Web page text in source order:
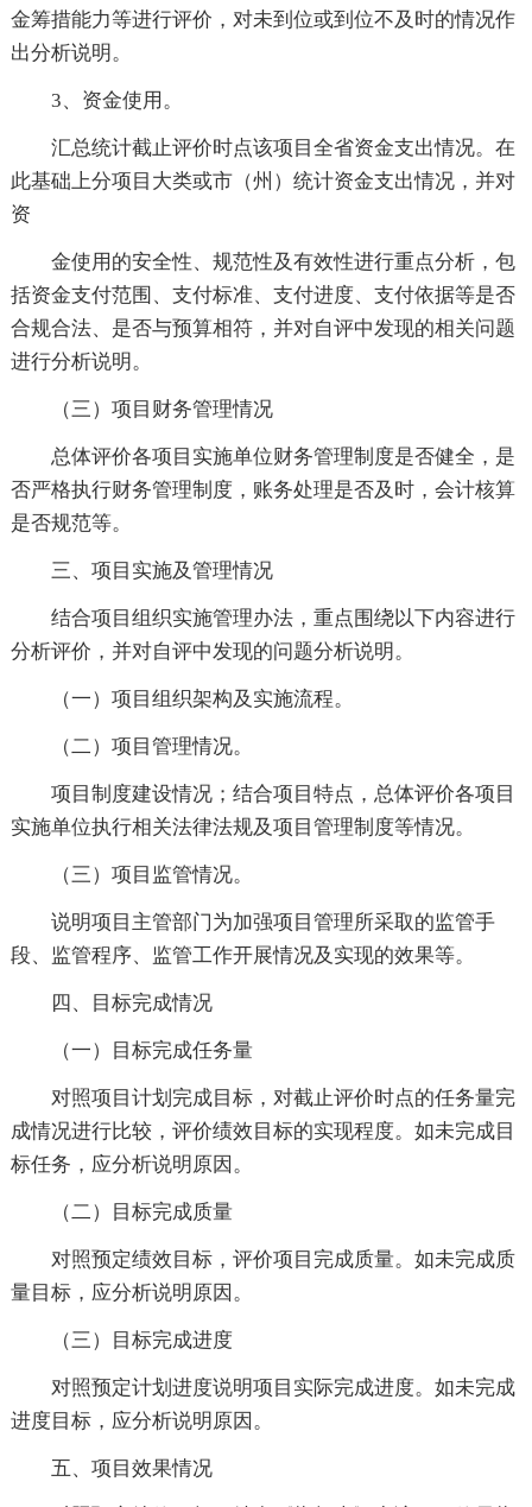
金筹措能力等进行评价，对未到位或到位不及时的情况作
出分析说明。
3、资金使用。
汇总统计截止评价时点该项目全省资金支出情况。在
此基础上分项目大类或市（州）统计资金支出情况，并对
资
金使用的安全性、规范性及有效性进行重点分析，包
括资金支付范围、支付标准、支付进度、支付依据等是否
合规合法、是否与预算相符，并对自评中发现的相关问题
进行分析说明。
（三）项目财务管理情况
总体评价各项目实施单位财务管理制度是否健全，是
否严格执行财务管理制度，账务处理是否及时，会计核算
是否规范等。
三、项目实施及管理情况
结合项目组织实施管理办法，重点围绕以下内容进行
分析评价，并对自评中发现的问题分析说明。
（一）项目组织架构及实施流程。
（二）项目管理情况。
项目制度建设情况；结合项目特点，总体评价各项目
实施单位执行相关法律法规及项目管理制度等情况。
（三）项目监管情况。
说明项目主管部门为加强项目管理所采取的监管手
段、监管程序、监管工作开展情况及实现的效果等。
四、目标完成情况
（一）目标完成任务量
对照项目计划完成目标，对截止评价时点的任务量完
成情况进行比较，评价绩效目标的实现程度。如未完成目
标任务，应分析说明原因。
（二）目标完成质量
对照预定绩效目标，评价项目完成质量。如未完成质
量目标，应分析说明原因。
（三）目标完成进度
对照预定计划进度说明项目实际完成进度。如未完成
进度目标，应分析说明原因。
五、项目效果情况